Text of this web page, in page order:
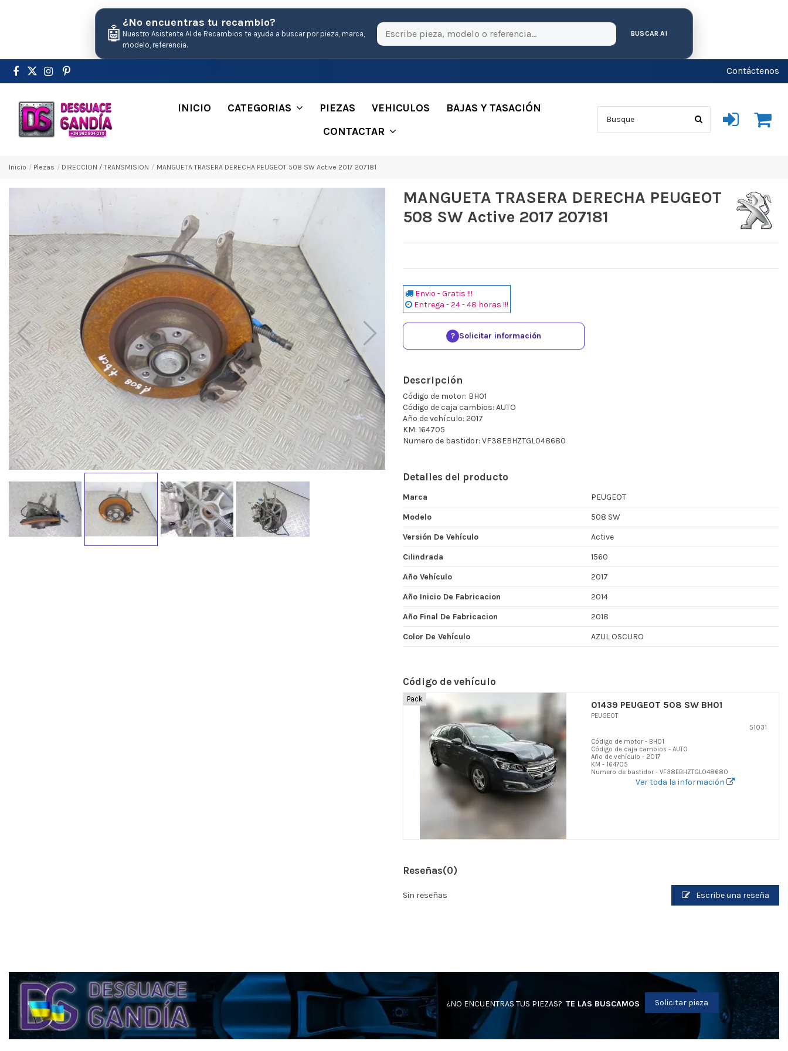
🤖
¿No encuentras tu recambio?
Nuestro Asistente AI de Recambios te ayuda a buscar por pieza, marca,
modelo, referencia.
BUSCAR AI
Contáctenos
INICIO CATEGORIAS PIEZAS VEHICULOS
BAJAS Y TASACIÓN
CONTACTAR
Inicio Pіezas DIRECCION / TRANSMISION MANGUETA TRASERA DERECHA PEUGEOT 508 SW Active 2017 207181
MANGUETA TRASERA DERECHA PEUGEOT
508 SW Active 2017 207181
Envio - Gratis !!!
Entrega - 24 - 48 horas !!!
? Solicitar información
Descripción
Código de motor: BH01
Código de caja cambios: AUTO
Año de vehículo: 2017
KM: 164705
Numero de bastidor: VF38EBHZTGL048680
Detalles del producto
Marca
PEUGEOT
Modelo
508 SW
Versión De Vehículo
Active
Cilindrada
1560
Año Vehículo
2017
Año Inicio De Fabricacion
2014
Año Final De Fabricacion
2018
Color De Vehículo
AZUL OSCURO
Código de vehículo
Pack
01439 PEUGEOT 508 SW BH01
PEUGEOT
51031
Código de motor - BH01
Código de caja cambios - AUTO
Año de vehículo - 2017
KM - 164705
Numero de bastidor - VF38EBHZTGL048680
Ver toda la información
Reseñas(0)
Sin reseñas Escribe una reseña
¿NO ENCUENTRAS TUS PIEZAS? TE LAS BUSCAMOS Solicitar pieza